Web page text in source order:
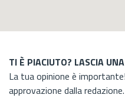
TI È PIACIUTO? LASCIA
La tua opinione è
approvazione dalla redazione.